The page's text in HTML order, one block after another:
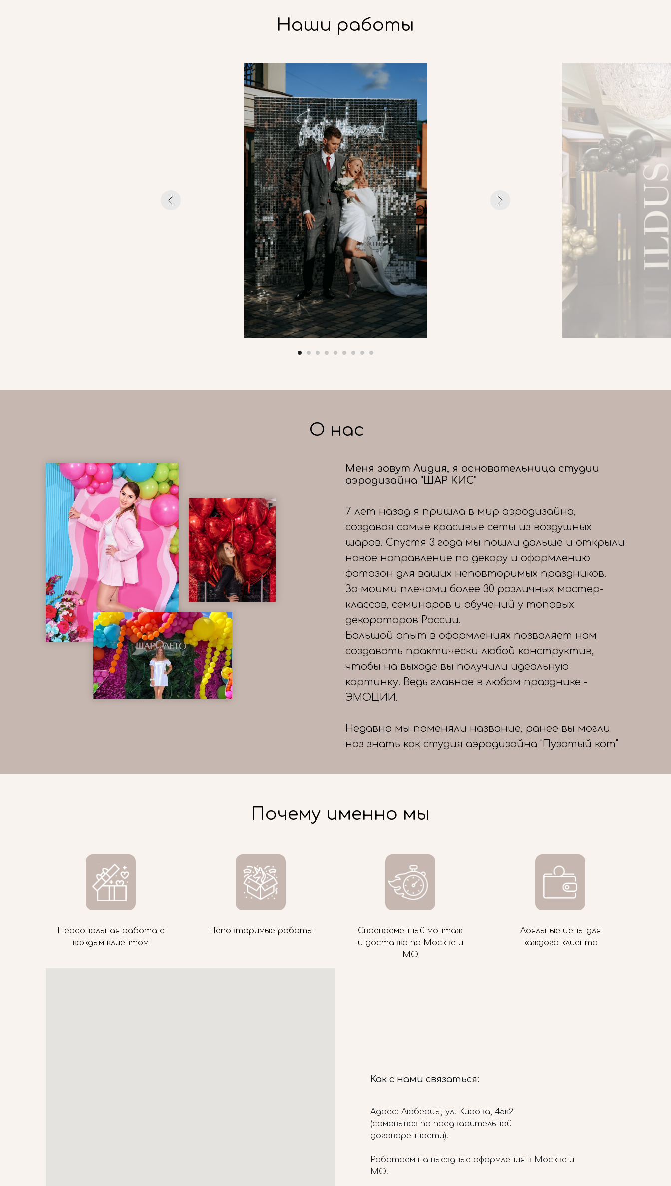
Наши работы
О нас
Меня зовут Лидия, я основательница студии
аэродизайна "ШАР КИС"
7 лет назад я пришла в мир аэродизайна,
создавая самые красивые сеты из воздушных
шаров. Спустя 3 года мы пошли дальше и открыли
новое направление по декору и оформлению
фотозон для ваших неповторимых праздников.
За моими плечами более 30 различных мастер-
классов, семинаров и обучений у топовых
декораторов России.
Большой опыт в оформлениях позволяет нам
создавать практически любой конструктив,
чтобы на выходе вы получили идеальную
картинку. Ведь главное в любом празднике -
ЭМОЦИИ.
Недавно мы поменяли название, ранее вы могли
наз знать как студия аэродизайна "Пузатый кот"
Почему именно мы
Персональная работа с
каждым клиентом
Неповторимые работы
Своевременный монтаж
и доставка по Москве и
МО
Лояльные цены для
каждого клиента
Как с нами связаться:
Адрес: Люберцы, ул. Кирова, 45к2
(самовывоз по предварительной
договоренности).
Работаем на выездные оформления в Москве и
МО.